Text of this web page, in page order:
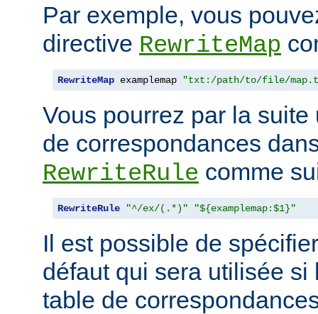
Par exemple, vous
directive RewriteMap
RewriteMap examplemap "txt:/path/to/file/
Vous pourrez par la
de correspondances
RewriteRule comme
RewriteRule "^/ex/(.*)" "${examplemap:$1}"
Il est possible de
défaut qui sera utilisée
table de